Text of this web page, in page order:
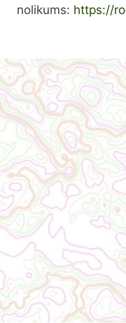
nolikums: https://